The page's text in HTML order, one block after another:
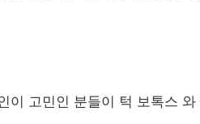
이 고민인 분들이 턱 보톡스